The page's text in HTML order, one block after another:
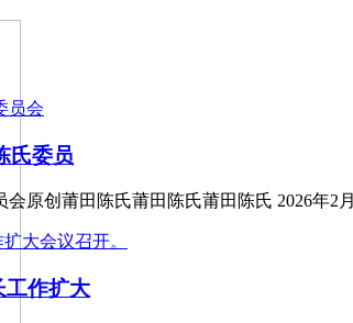
氏委员
原创莆田陈氏莆田陈氏莆田陈氏 2026年2月
工作扩大